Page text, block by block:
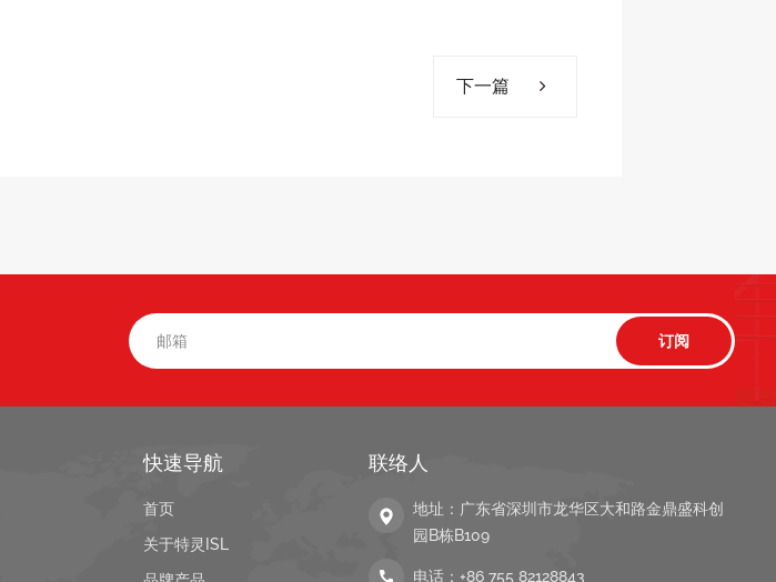
下一篇
快速导航
首页
关于特灵ISL
联络人
地址：广东省深圳市龙华区大和路金鼎盛科创
园B栋B109
电话： +86 755 82128843